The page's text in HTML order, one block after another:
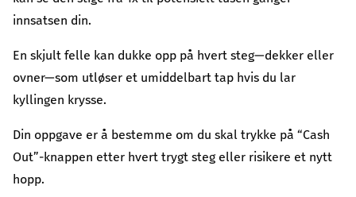
innsatsen din.
En skjult felle kan dukke opp på hvert steg—dekker eller
ovner—som utløser et umiddelbart tap hvis du lar
kyllingen krysse.
Din oppgave er å bestemme om du skal trykke på “Cash
Out”-knappen etter hvert trygt steg eller risikere et nytt
hopp.